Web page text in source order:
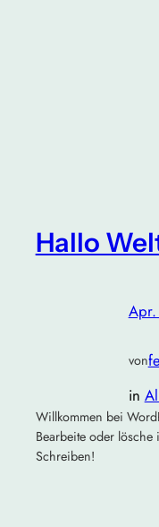
Hallo
von
in
Willkommen bei
Bearbeite oder
Schreiben!